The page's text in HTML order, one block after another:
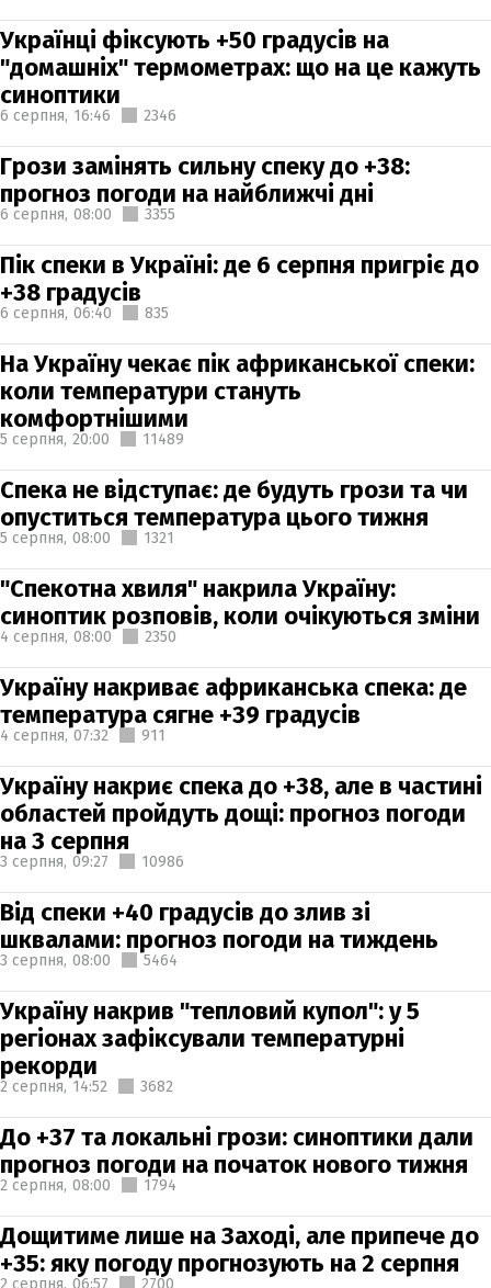
Українці фіксують +50 градусів на
"домашніх" термометрах: що на це кажуть
синоптики
6 серпня, 16:46 2346
Грози замінять сильну спеку до +38:
прогноз погоди на найближчі дні
6 серпня, 08:00 3355
Пік спеки в Україні: де 6 серпня пригріє до
+38 градусів
6 серпня, 06:40 835
На Україну чекає пік африканської спеки:
коли температури стануть
комфортнішими
5 серпня, 20:00 11489
Спека не відступає: де будуть грози та чи
опуститься температура цього тижня
5 серпня, 08:00 1321
"Спекотна хвиля" накрила Україну:
синоптик розповів, коли очікуються зміни
4 серпня, 08:00 2350
Україну накриває африканська спека: де
температура сягне +39 градусів
4 серпня, 07:32 911
Україну накриє спека до +38, але в частині
областей пройдуть дощі: прогноз погоди
на 3 серпня
3 серпня, 09:27 10986
Від спеки +40 градусів до злив зі
шквалами: прогноз погоди на тиждень
3 серпня, 08:00 5464
Україну накрив "тепловий купол": у 5
регіонах зафіксували температурні
рекорди
2 серпня, 14:52 3682
До +37 та локальні грози: синоптики дали
прогноз погоди на початок нового тижня
2 серпня, 08:00 1794
Дощитиме лише на Заході, але припече до
+35: яку погоду прогнозують на 2 серпня
2 серпня, 06:57 2700